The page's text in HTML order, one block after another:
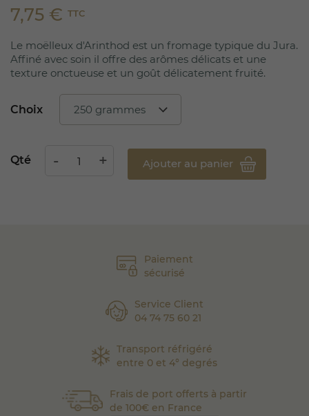
Paiement
sécurisé
Service Client
04 74 75 60 21
Transport réfrigéré
entre 0 et 4° degrés
Frais de port offerts à partir
de 100€ en France
(2 avis)
7,75 € TTC
Le moëlleux d'Arinthod est un fromage typique du Jura.
Affiné avec soin il offre des arômes délicats et une
texture onctueuse et un goût délicatement fruité.
Choix
Qté Ajouter au panier